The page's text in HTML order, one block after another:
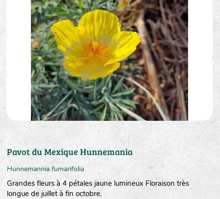
Pavot du Mexique Hunnemania
Hunnemannia fumarifolia
Grandes fleurs à 4 pétales jaune lumineux Floraison très
longue de juillet à fin octobre.